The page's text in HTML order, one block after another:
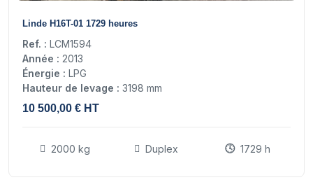
Linde H16T-01 1729 heures
Ref. : LCM1594
Année : 2013
Énergie : LPG
Hauteur de levage : 3198 mm
10 500,00 € HT
2000 kg Duplex 1729 h